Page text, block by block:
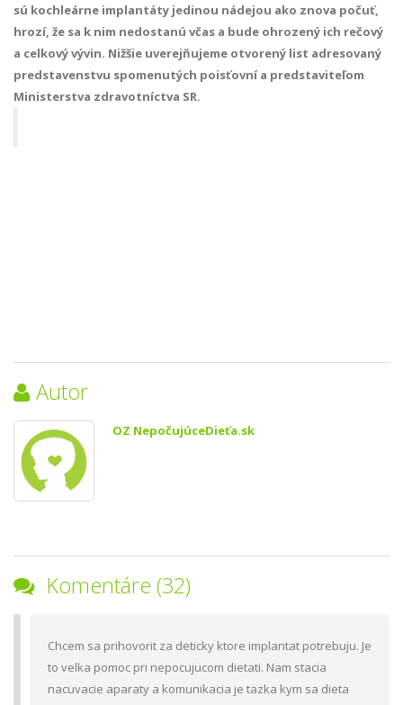
sú kochleárne implantáty jedinou nádejou ako znova počuť,
hrozí, že sa k nim nedostanú včas a bude ohrozený ich rečový
a celkový vývin. Nižšie uverejňujeme otvorený list adresovaný
predstavenstvu spomenutých poisťovní a predstaviteľom
Ministerstva zdravotníctva SR.
Autor
OZ NepočujúceDieťa.sk
Komentáre (32)
Chcem sa prihovorit za deticky ktore implantat potrebuju. Je
to velka pomoc pri nepocujucom dietati. Nam stacia
nacuvacie aparaty a komunikacia je tazka kym sa dieta